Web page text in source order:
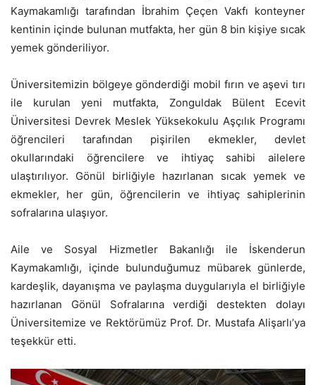
Kaymakamlığı tarafından İbrahim Çeçen Vakfı konteyner
kentinin içinde bulunan mutfakta, her gün 8 bin kişiye sıcak
yemek gönderiliyor.
Üniversitemizin bölgeye gönderdiği mobil fırın ve aşevi tırı
ile kurulan yeni mutfakta, Zonguldak Bülent Ecevit
Üniversitesi Devrek Meslek Yüksekokulu Aşçılık Programı
öğrencileri tarafından pişirilen ekmekler, devlet
okullarındaki öğrencilere ve ihtiyaç sahibi ailelere
ulaştırılıyor. Gönül birliğiyle hazırlanan sıcak yemek ve
ekmekler, her gün, öğrencilerin ve ihtiyaç sahiplerinin
sofralarına ulaşıyor.
Aile ve Sosyal Hizmetler Bakanlığı ile İskenderun
Kaymakamlığı, içinde bulunduğumuz mübarek günlerde,
kardeşlik, dayanışma ve paylaşma duygularıyla el birliğiyle
hazırlanan Gönül Sofralarına verdiği destekten dolayı
Üniversitemize ve Rektörümüz Prof. Dr. Mustafa Alişarlı’ya
teşekkür etti.